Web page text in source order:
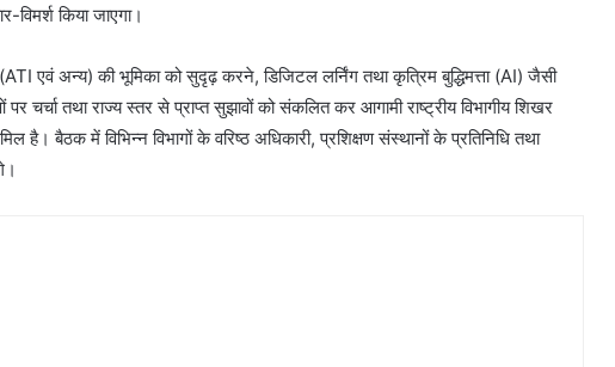
विमर्श किया जाएगा।
एवं अन्य) की भूमिका को सुदृढ़ करने, डिजिटल लर्निंग तथा कृत्रिम बुद्धिमत्ता (AI) जैसी
पर चर्चा तथा राज्य स्तर से प्राप्त सुझावों को संकलित कर आगामी राष्ट्रीय विभागीय शिखर
है। बैठक में विभिन्न विभागों के वरिष्ठ अधिकारी, प्रशिक्षण संस्थानों के प्रतिनिधि तथा